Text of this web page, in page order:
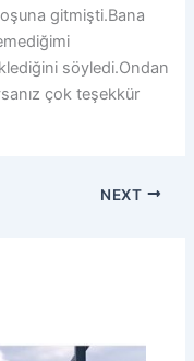
gitmişti.Bana
söyledi.Ondan
çok teşekkür
NEXT